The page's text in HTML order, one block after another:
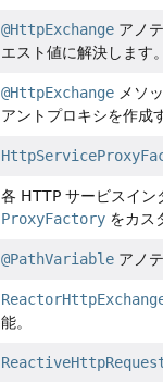
@HttpExchangeアノ
エスト値に解決します。
@HttpExchangeメソ
アントプロキシを作成
各 HTTP サービスイン
ProxyFactoryをカス
@PathVariableアノ
能。